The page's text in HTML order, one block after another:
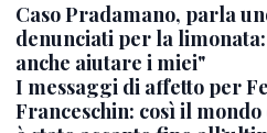
Caso Pradamano, parla
denunciati per la
anche aiutare i miei"
I messaggi di affetto per
Franceschin: così il